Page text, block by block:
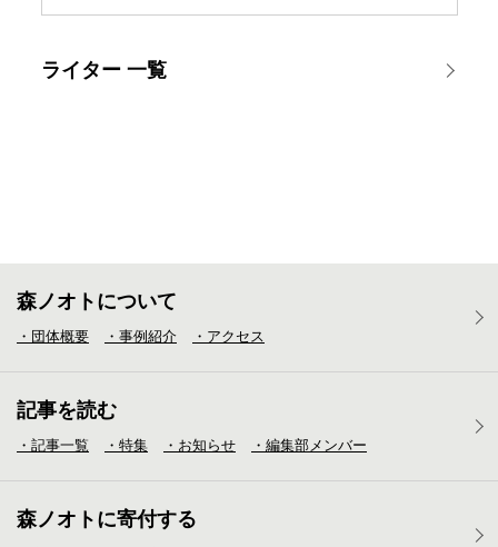
ライター 一覧
森ノオトについて
・団体概要 ・事例紹介 ・アクセス
記事を読む
・記事一覧 ・特集 ・お知らせ ・編集部メンバー
森ノオトに寄付する